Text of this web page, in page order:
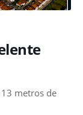
metros de